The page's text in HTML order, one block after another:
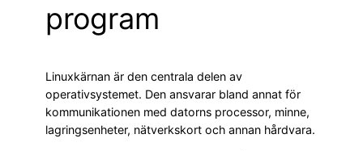
program
Linuxkärnan är den centrala delen av
operativsystemet. Den ansvarar bland annat för
kommunikationen med datorns processor, minne,
lagringsenheter, nätverkskort och annan hårdvara.